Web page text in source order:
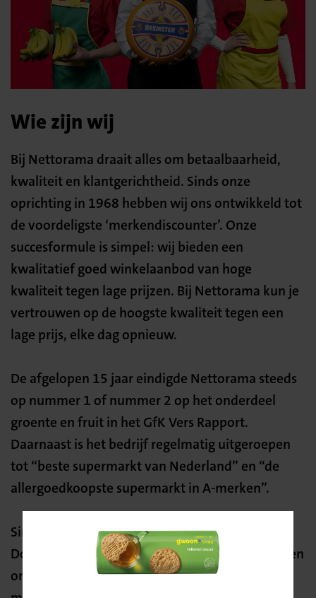
Wie zijn wij
Bij Nettorama draait alles om betaalbaarheid,
kwaliteit en klantgerichtheid. Sinds onze
oprichting in 1968 hebben wij ons ontwikkeld tot
de voordeligste ‘merkendiscounter’. Onze
succesformule is simpel: wij bieden een
kwalitatief goed winkelaanbod van hoge
kwaliteit tegen lage prijzen. Bij Nettorama kun je
vertrouwen op de hoogste kwaliteit tegen een
lage prijs, elke dag opnieuw.
De afgelopen 15 jaar eindigde Nettorama steeds
op nummer 1 of nummer 2 op het onderdeel
groente en fruit in het GfK Vers Rapport.
Daarnaast is het bedrijf regelmatig uitgeroepen
tot “beste supermarkt van Nederland” en “de
allergoedkoopste supermarkt in A-merken”.
Sinds 2023 zijn Nettorama en Boni gefuseerd.
Door de samenvoeging van deze familiebedrijven
ontstaat een A-merkdiscounter met circa 6.800
Bevestig